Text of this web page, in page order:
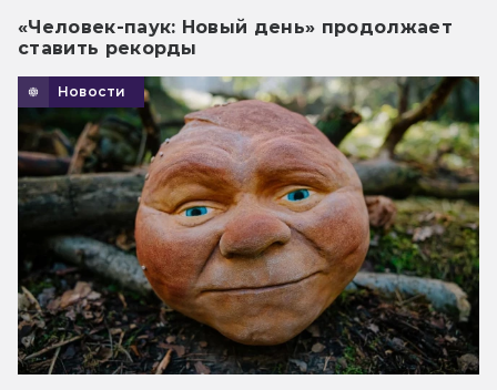
«Человек-паук: Новый день» продолжает
ставить рекорды
Новости